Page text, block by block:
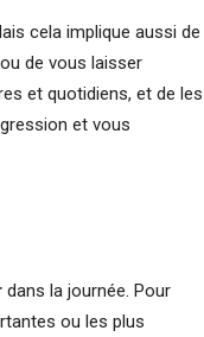
cela implique aussi de
de vous laisser
et quotidiens, et de les
et vous
dans la journée. Pour
ou les plus